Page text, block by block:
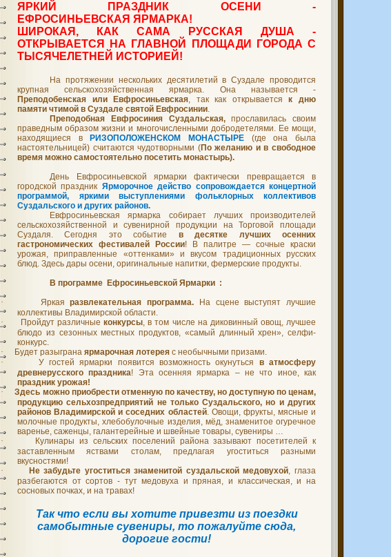
ЯРКИЙ ПРАЗДНИК ОСЕНИ -
ЕФРОСИНЬЕВСКАЯ ЯРМАРКА!
ШИРОКАЯ, КАК САМА РУССКАЯ ДУША -
ОТКРЫВАЕТСЯ НА ГЛАВНОЙ ПЛОЩАДИ ГОРОДА С
ТЫСЯЧЕЛЕТНЕЙ ИСТОРИЕЙ!
На протяжении нескольких десятилетий в Суздале проводится
крупная сельскохозяйственная ярмарка. Она называется -
Преподобенская или Евфросиньевская, так как открываетсяк дню
памяти чтимой в Суздале святой Евфросинии.
Преподобная Евфросиния Суздальская,прославилась своим
праведным образом жизни и многочисленными добродетелями. Ее мощи,
находящиеся в
РИЗОПОЛОЖЕНСКОМ МОНАСТЫРЕ (где она была
настоятельницей) считаются чудотворными (По желанию и в свободное
время можно самостоятельно посетить монастырь).
День Евфросиньевской ярмарки фактически превращается в
городской праздник Ярморочное действо сопровождается концертной
программой, яркими выступлениями фольклорных коллективов
Суздальского и других районов.
Евфросиньевская ярмарка собирает лучших производителей
сельскохозяйственной и сувенирной продукции на Торговой площади
Суздаля. Сегодня это событие в десятке лучших осенних
гастрономических фестивалей России! В палитре — сочные краски
урожая, приправленные «оттенками» и вкусом традиционных русских
блюд. Здесь дары осени, оригинальные напитки, фермерские продукты.
В программе Ефросиньевской Ярмарки :
·
Яркаяразвлекательная программа. На сцене выступят лучшие
коллективы Владимирской области.
·
Пройдут различныеконкурсы, в том числе на диковинный овощ, лучшее
блюдо из сезонных местных продуктов, «самый длинный хрен», селфи-
конкурс.
·
Будет разыграна ярмарочная лотерея с необычными призами.
·
У гостей ярмарки появится возможность окунуться в атмосферу
древнерусского праздника! Эта осенняя ярмарка – не что иное, как
праздник урожая!
·
Здесь можно приобрести отменную по качеству, но доступную по ценам,
продукцию сельхозпредприятий не только Суздальского, но и других
районов Владимирской и соседних областей. Овощи, фрукты, мясные и
молочные продукты, хлебобулочные изделия, мёд, знаменитое огуречное
варенье, саженцы, галантерейные и швейные товары, сувениры …
·
Кулинары из сельских поселений района зазывают посетителей к
заставленным яствами столам, предлагая угоститься разными
вкусностями!
·
Не забудьте угоститься знаменитой суздальской медовухой, глаза
разбегаются от сортов - тут медовуха и пряная, и классическая, и на
сосновых почках, и на травах!
Так что если вы хотите привезти из поездки
самобытные сувениры, то пожалуйте сюда,
дорогие гости!